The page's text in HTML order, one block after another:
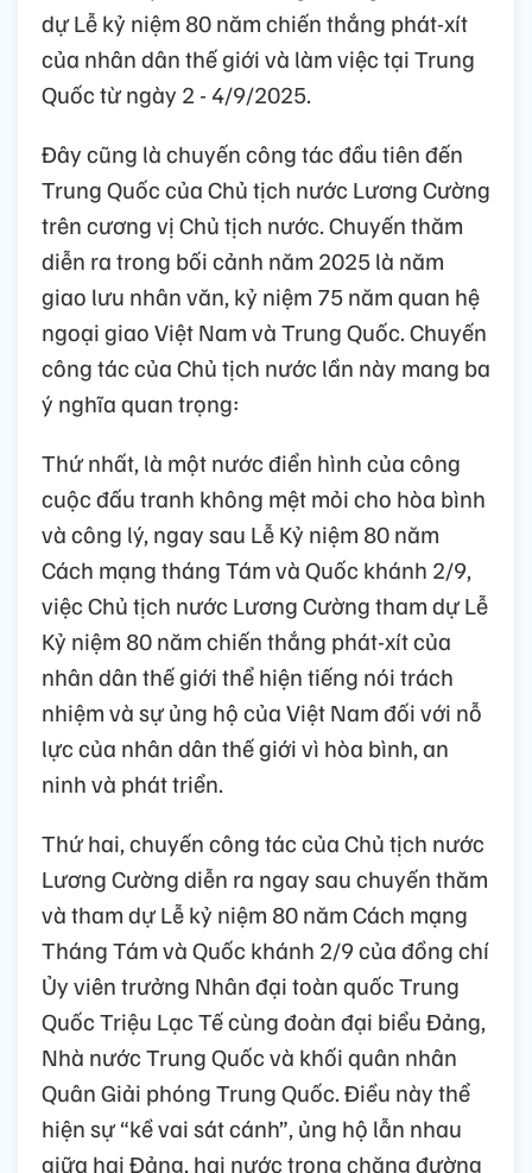
dự Lễ kỷ niệm 80 năm chiến thắng phát-xít
của nhân dân thế giới và làm việc tại Trung
Quốc từ ngày 2 - 4/9/2025.
Đây cũng là chuyến công tác đầu tiên đến
Trung Quốc của Chủ tịch nước Lương Cường
trên cương vị Chủ tịch nước. Chuyến thăm
diễn ra trong bối cảnh năm 2025 là năm
giao lưu nhân văn, kỷ niệm 75 năm quan hệ
ngoại giao Việt Nam và Trung Quốc. Chuyến
công tác của Chủ tịch nước lần này mang ba
ý nghĩa quan trọng:
Thứ nhất, là một nước điển hình của công
cuộc đấu tranh không mệt mỏi cho hòa bình
và công lý, ngay sau Lễ Kỷ niệm 80 năm
Cách mạng tháng Tám và Quốc khánh 2/9,
việc Chủ tịch nước Lương Cường tham dự Lễ
Kỷ niệm 80 năm chiến thắng phát-xít của
nhân dân thế giới thể hiện tiếng nói trách
nhiệm và sự ủng hộ của Việt Nam đối với nỗ
lực của nhân dân thế giới vì hòa bình, an
ninh và phát triển.
Thứ hai, chuyến công tác của Chủ tịch nước
Lương Cường diễn ra ngay sau chuyến thăm
và tham dự Lễ kỷ niệm 80 năm Cách mạng
Tháng Tám và Quốc khánh 2/9 của đồng chí
Ủy viên trưởng Nhân đại toàn quốc Trung
Quốc Triệu Lạc Tế cùng đoàn đại biểu Đảng,
Nhà nước Trung Quốc và khối quân nhân
Quân Giải phóng Trung Quốc. Điều này thể
hiện sự “kề vai sát cánh”, ủng hộ lẫn nhau
giữa hai Đảng, hai nước trong chặng đường